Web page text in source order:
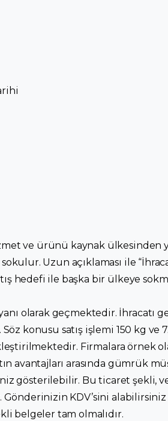
ve ürünü kaynak ülkesinden
Uzun açıklaması ile
hedefi ile başka bir ülkeye
olarak geçmektedir. İhracatı
konusu satış işlemi 150 kg ve
Firmalara örnek
avantajları arasında gümrük
gösterilebilir. Bu ticaret şekli,
KDV’sini
belgeler tam olmalıdır.